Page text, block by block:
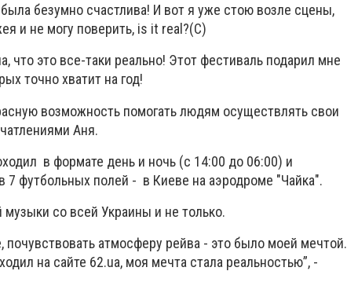
безумно счастлива! И вот я уже стою возле сцены,
и не могу поверить, is it real?(C)
что это все-таки реально! Этот фестиваль подарил мне
точно хватит на год!
возможность помогать людям осуществлять свои
Аня.
в формате день и ночь (с 14:00 до 06:00) и
7 футбольных полей - в Киеве на аэродроме "Чайка".
со всей Украины и не только.
почувствовать атмосферу рейва - это было моей мечтой.
на сайте 62.ua, моя мечта стала реальностью”, -